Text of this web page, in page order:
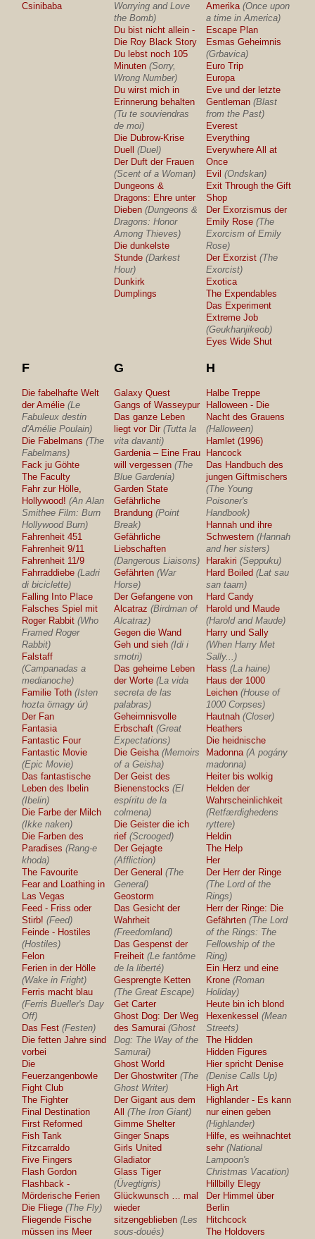
Csinibaba
Worrying and Love
the Bomb)
Du bist nicht allein -
Die Roy Black Story
Du lebst noch 105
Minuten (Sorry,
Wrong Number)
Du wirst mich in
Erinnerung behalten
(Tu te souviendras
de moi)
Die Dubrow-Krise
Duell
(Duel)
Der Duft der Frauen
(Scent of a Woman)
Dungeons &
Dragons: Ehre unter
Dieben (Dungeons &
Dragons: Honor
Among Thieves)
Die dunkelste
Stunde (Darkest
Hour)
Dunkirk
Dumplings
Amerika (Once upon
a time in America)
Escape Plan
Esmas Geheimnis
(Grbavica)
Euro Trip
Europa
Eve und der letzte
Gentleman (Blast
from the Past)
Everest
Everything
Everywhere All at
Once
Evil (Ondskan)
Exit Through the Gift
Shop
Der Exorzismus der
Emily Rose (The
Exorcism of Emily
Rose)
Der Exorzist (The
Exorcist)
Exotica
The Expendables
Das Experiment
Extreme Job
(Geukhanjikeob)
Eyes Wide Shut
F
Die fabelhafte Welt
der Amélie (Le
Fabuleux destin
d'Amélie Poulain)
Die Fabelmans (The
Fabelmans)
Fack ju Göhte
The Faculty
Fahr zur Hölle,
Hollywood! (An Alan
Smithee Film: Burn
Hollywood Burn)
Fahrenheit 451
Fahrenheit 9/11
Fahrenheit 11/9
Fahrraddiebe (Ladri
di biciclette)
Falling Into Place
Falsches Spiel mit
Roger Rabbit (Who
Framed Roger
Rabbit)
Falstaff
(Campanadas a
medianoche)
Familie Toth (Isten
hozta örnagy úr)
Der Fan
Fantasia
Fantastic Four
Fantastic Movie
(Epic Movie)
Das fantastische
Leben des Ibelin
(Ibelin)
Die Farbe der Milch
(Ikke naken)
Die Farben des
Paradises (Rang-e
khoda)
The Favourite
Fear and Loathing in
Las Vegas
Feed - Friss oder
Stirb! (Feed)
Feinde - Hostiles
(Hostiles)
Felon
Ferien in der Hölle
(Wake in Fright)
Ferris macht blau
(Ferris Bueller's Day
Off)
Das Fest (Festen)
Die fetten Jahre sind
vorbei
Die
Feuerzangenbowle
Fight Club
The Fighter
Final Destination
First Reformed
Fish Tank
Fitzcarraldo
Five Fingers
Flash Gordon
Flashback -
Mörderische Ferien
Die Fliege (The Fly)
Fliegende Fische
müssen ins Meer
G
Galaxy Quest
Gangs of Wasseypur
Das ganze Leben
liegt vor Dir (Tutta la
vita davanti)
Gardenia – Eine Frau
will vergessen (The
Blue Gardenia)
Garden State
Gefährliche
Brandung (Point
Break)
Gefährliche
Liebschaften
(Dangerous Liaisons)
Gefährten (War
Horse)
Der Gefangene von
Alcatraz (Birdman of
Alcatraz)
Gegen die Wand
Geh und sieh (Idi i
smotri)
Das geheime Leben
der Worte (La vida
secreta de las
palabras)
Geheimnisvolle
Erbschaft (Great
Expectations)
Die Geisha (Memoirs
of a Geisha)
Der Geist des
Bienenstocks (El
espíritu de la
colmena)
Die Geister die ich
rief (Scrooged)
Der Gejagte
(Affliction)
Der General (The
General)
Geostorm
Das Gesicht der
Wahrheit
(Freedomland)
Das Gespenst der
Freiheit (Le fantôme
de la liberté)
Gesprengte Ketten
(The Great Escape)
Get Carter
Ghost Dog: Der Weg
des Samurai (Ghost
Dog: The Way of the
Samurai)
Ghost World
Der Ghostwriter (The
Ghost Writer)
Der Gigant aus dem
All
(The Iron Giant)
Gimme Shelter
Ginger Snaps
Girls United
Gladiator
Glass Tiger
(Üvegtigris)
Glückwunsch … mal
wieder
sitzengeblieben (Les
sous-doués)
H
Halbe Treppe
Halloween - Die
Nacht des Grauens
(Halloween)
Hamlet (1996)
Hancock
Das Handbuch des
jungen Giftmischers
(The Young
Poisoner's
Handbook)
Hannah und ihre
Schwestern (Hannah
and her sisters)
Harakiri (Seppuku)
Hard Boiled (Lat sau
san taam)
Hard Candy
Harold und Maude
(Harold and Maude)
Harry und Sally
(When Harry Met
Sally...)
Hass (La haine)
Haus der 1000
Leichen (House of
1000 Corpses)
Hautnah (Closer)
Heathers
Die heidnische
Madonna (A pogány
madonna)
Heiter bis wolkig
Helden der
Wahrscheinlichkeit
(Retfærdighedens
ryttere)
Heldin
The Help
Her
Der Herr der Ringe
(The Lord of the
Rings)
Herr der Ringe: Die
Gefährten (The Lord
of the Rings: The
Fellowship of the
Ring)
Ein Herz und eine
Krone (Roman
Holiday)
Heute bin ich blond
Hexenkessel (Mean
Streets)
The Hidden
Hidden Figures
Hier spricht Denise
(Denise Calls Up)
High Art
Highlander - Es kann
nur einen geben
(Highlander)
Hilfe, es weihnachtet
sehr (National
Lampoon's
Christmas Vacation)
Hillbilly Elegy
Der Himmel über
Berlin
Hitchcock
The Holdovers